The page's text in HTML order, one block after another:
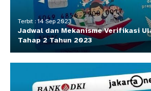
Terbit : 14 Sep 2023
Jadwal dan Mekanisme Verifikasi
Tahap 2 Tahun 2023